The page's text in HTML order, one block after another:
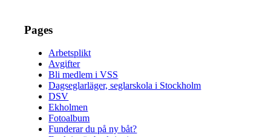
Pages
Arbetsplikt
Avgifter
Bli medlem i VSS
Dagseglarläger, seglarskola i Stockholm
DSV
Ekholmen
Fotoalbum
Funderar du på ny båt?